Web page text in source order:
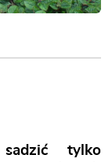
tylko